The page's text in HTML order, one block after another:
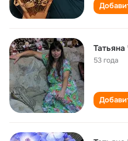
53 года